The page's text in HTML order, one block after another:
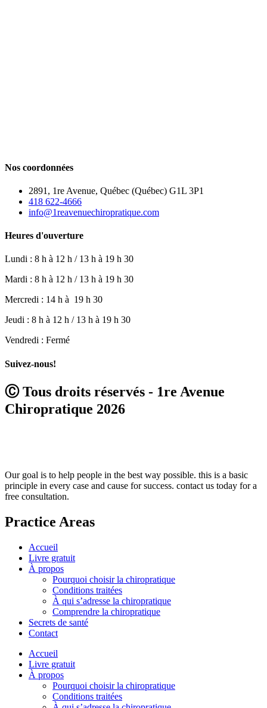
Nos coordonnées
2891, 1re Avenue, Québec (Québec) G1L 3P1
418 622-4666
info@1reavenuechiropratique.com
Heures d'ouverture
Lundi : 8 h à 12 h / 13 h à 19 h 30
Mardi : 8 h à 12 h / 13 h à 19 h 30
Mercredi : 14 h à 19 h 30
Jeudi : 8 h à 12 h / 13 h à 19 h 30
Vendredi : Fermé
Suivez-nous!
Ⓒ Tous droits réservés - 1re Avenue
Chiropratique 2026
Our goal is to help people in the best way possible. this is a basic
principle in every case and cause for success. contact us today for a
free consultation.
Practice Areas
Accueil
Livre gratuit
À propos
Pourquoi choisir la chiropratique
Conditions traitées
À qui s’adresse la chiropratique
Comprendre la chiropratique
Secrets de santé
Contact
Accueil
Livre gratuit
À propos
Pourquoi choisir la chiropratique
Conditions traitées